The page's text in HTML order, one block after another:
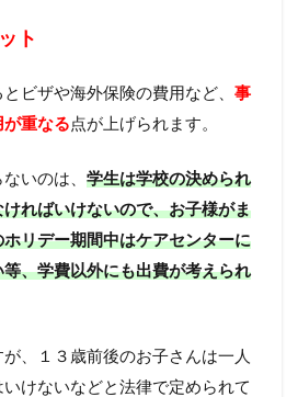
ト
ビザや海外保険の費用など、 事
重なる点が上げられます。
いのは、 学生は学校の決められ
ればいけないので、お子様がま
リデー期間中はケアセンターに
、学費以外にも出費が考えられ
、１３歳前後のお子さんは一人
けないなどと法律で定められて